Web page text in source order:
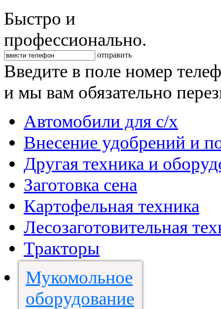
Быстро и
профессионально.
отправить
Введите в поле номер
и мы вам обязательно
Автомобили для с/х
Внесение удобрений и
Другая техника и
Заготовка сена
Картофельная техника
Лесозаготовительная
Тракторы
Мукомольное
оборудование